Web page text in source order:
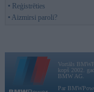
• Reģistrēties
• Aizmirsi paroli?
Vortāls
kopš 2002.
BMW AG.
Par